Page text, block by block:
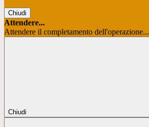
Chiudi
Attendere...
Attendere il completamento dell'operazione...
Chiudi